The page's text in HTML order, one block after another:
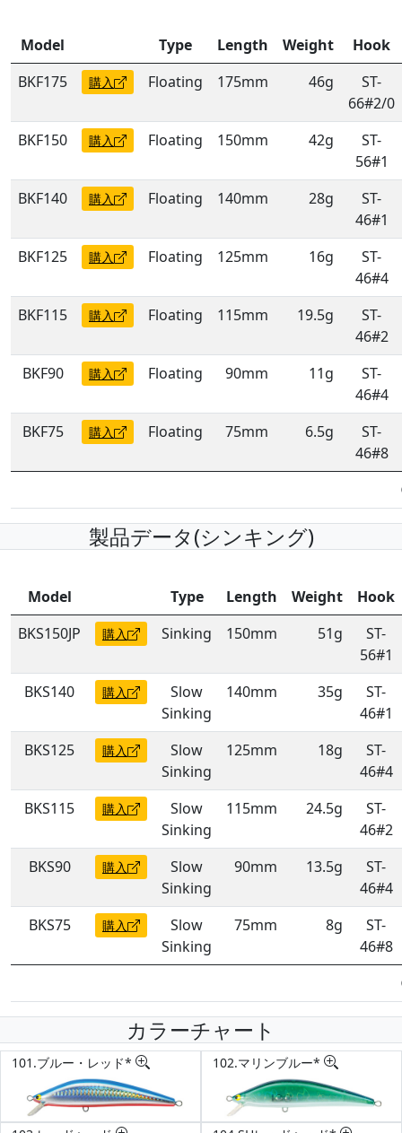
Model Type Length Weight
Hook
BKF175
購入 Floating 175mm 46g
ST-
66#2/0
BKF150
購入 Floating 150mm 42g
ST-
56#1
BKF140
購入 Floating 140mm 28g
ST-
46#1
BKF125
購入 Floating 125mm 16g
ST-
46#4
BKF115
購入 Floating 115mm 19.5g
ST-
46#2
BKF90
購入 Floating 90mm 11g
ST-
46#4
BKF75
購入 Floating 75mm 6.5g
ST-
46#8
製品データ(シンキング)
Model Type Length Weight
Hook
BKS150JP
購入 Sinking 150mm 51g
ST-
56#1
BKS140
購入
Slow
Sinking
140mm 35g
ST-
46#1
BKS125
購入
Slow
Sinking
125mm 18g
ST-
46#4
BKS115
購入
Slow
Sinking
115mm 24.5g
ST-
46#2
BKS90
購入
Slow
Sinking
90mm 13.5g
ST-
46#4
BKS75
購入
Slow
Sinking
75mm 8g
ST-
46#8
カラーチャート
101.ブルー・レッド* 102.マリンブルー*